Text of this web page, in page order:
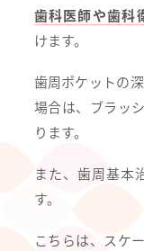
歯科医師や歯科
けます。
歯周ポケットの
場合は、ブラッ
ります。
また、歯周基本
す。
こちらは、スケ